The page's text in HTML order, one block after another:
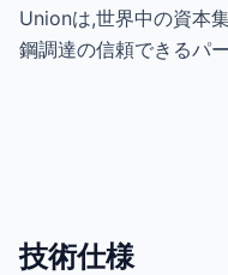
Unionは,世界中の資本
鋼調達の信頼できるパ
技術仕様